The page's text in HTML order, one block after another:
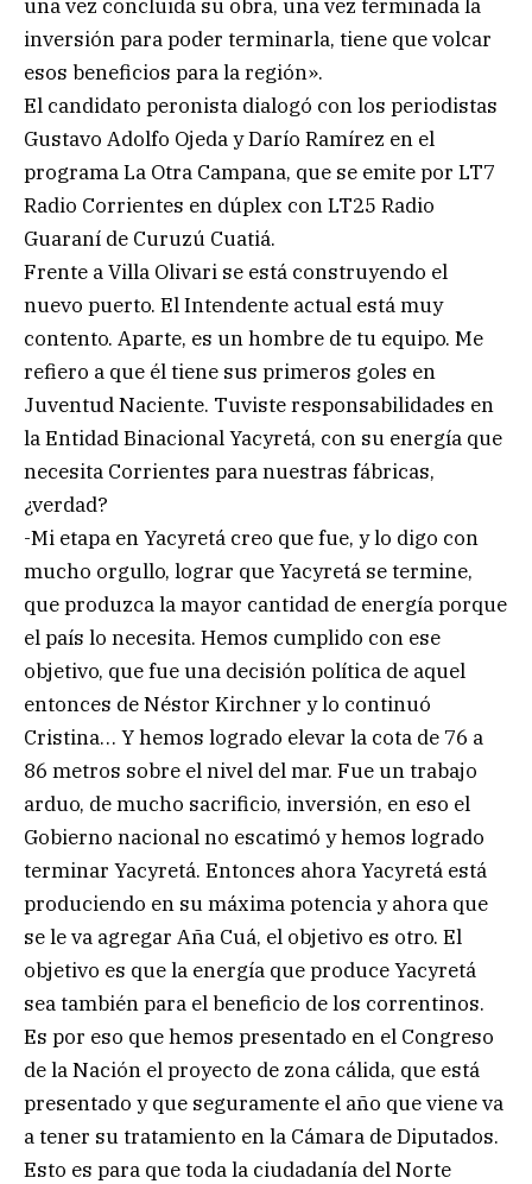
una vez concluida su obra, una vez terminada la
inversión para poder terminarla, tiene que volcar
esos beneficios para la región».
El candidato peronista dialogó con los periodistas
Gustavo Adolfo Ojeda y Darío Ramírez en el
programa La Otra Campana, que se emite por LT7
Radio Corrientes en dúplex con LT25 Radio
Guaraní de Curuzú Cuatiá.
Frente a Villa Olivari se está construyendo el
nuevo puerto. El Intendente actual está muy
contento. Aparte, es un hombre de tu equipo. Me
refiero a que él tiene sus primeros goles en
Juventud Naciente. Tuviste responsabilidades en
la Entidad Binacional Yacyretá, con su energía que
necesita Corrientes para nuestras fábricas,
¿verdad?
-Mi etapa en Yacyretá creo que fue, y lo digo con
mucho orgullo, lograr que Yacyretá se termine,
que produzca la mayor cantidad de energía porque
el país lo necesita. Hemos cumplido con ese
objetivo, que fue una decisión política de aquel
entonces de Néstor Kirchner y lo continuó
Cristina… Y hemos logrado elevar la cota de 76 a
86 metros sobre el nivel del mar. Fue un trabajo
arduo, de mucho sacrificio, inversión, en eso el
Gobierno nacional no escatimó y hemos logrado
terminar Yacyretá. Entonces ahora Yacyretá está
produciendo en su máxima potencia y ahora que
se le va agregar Aña Cuá, el objetivo es otro. El
objetivo es que la energía que produce Yacyretá
sea también para el beneficio de los correntinos.
Es por eso que hemos presentado en el Congreso
de la Nación el proyecto de zona cálida, que está
presentado y que seguramente el año que viene va
a tener su tratamiento en la Cámara de Diputados.
Esto es para que toda la ciudadanía del Norte